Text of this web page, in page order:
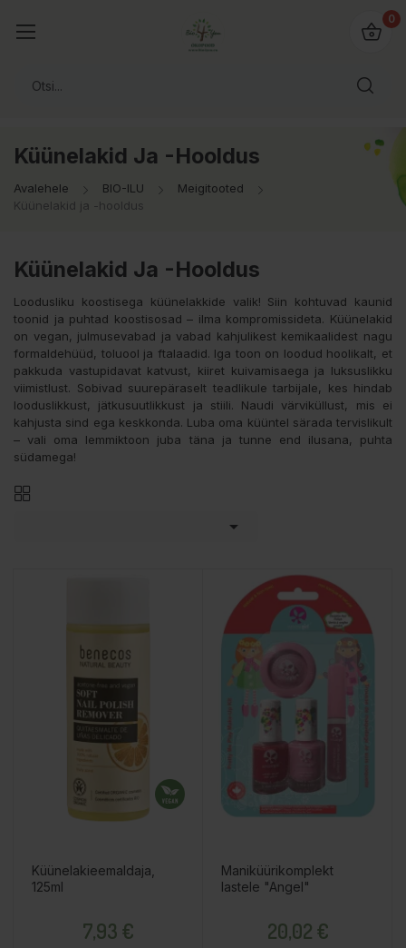
0
Küünelakid Ja -hooldus
Avalehele BIO-ILU
Meigitooted
Küünelakid ja -hooldus
Küünelakid Ja -hooldus
Loodusliku koostisega küünelakkide valik! Siin kohtuvad kaunid
toonid ja puhtad koostisosad – ilma kompromissideta. Küünelakid
on vegan, julmusevabad ja vabad kahjulikest kemikaalidest nagu
formaldehüüd, toluool ja ftalaadid. Iga toon on loodud hoolikalt, et
pakkuda vastupidavat katvust, kiiret kuivamisaega ja luksuslikku
viimistlust. Sobivad suurepäraselt teadlikule tarbijale, kes hindab
looduslikkust, jätkusuutlikkust ja stiili. Naudi värviküllust, mis ei
kahjusta sind ega keskkonda. Luba oma küüntel särada tervislikult
– vali oma lemmiktoon juba täna ja tunne end ilusana, puhta
südamega!

Küünelakieemaldaja,
125ml
7,93 €
Maniküürikomplekt
lastele "Angel"
20,02 €